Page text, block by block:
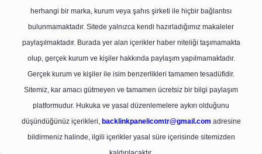
herhangi bir marka, kurum veya şahıs şirketi ile hiçbir bağlantısı
bulunmamaktadır. Sitede yalnızca kendi hazırladığımız makaleler
paylaşılmaktadır. Burada yer alan içerikler haber niteliği taşımamakta
olup, gerçek kurum ve kişiler hakkında paylaşım yapılmamaktadır.
Gerçek kurum ve kişiler ile isim benzerlikleri tamamen tesadüfidir.
Sitemiz, kar amacı gütmeyen ve tamamen ücretsiz bir bilgi paylaşım
platformudur. Hukuka ve yasal düzenlemelere aykırı olduğunu
düşündüğünüz içerikleri, backlinkpanelicomtr@gmail.com adresine
bildirmeniz halinde, ilgili içerikler yasal süre içerisinde sitemizden